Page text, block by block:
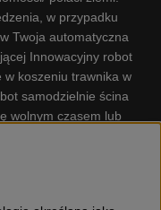
w przypadku
Twoja automatyczna
Innowacyjny robot
w koszeniu trawnika w
samodzielnie ścina
wolnym czasem lub
Gplshop